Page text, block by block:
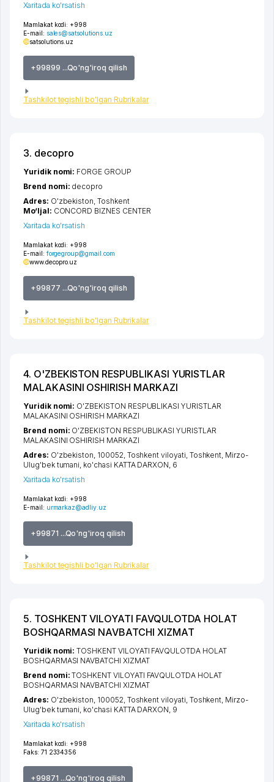
Mamlakat kodi: +998
E-mail: sales@satsolutions.uz
satsolutions.uz
+99899 ...Qo'ng'iroq qilish
Tashkilot tegishli bo'lgan Rubrikalar
Xaritada ko'rsatish
3. decopro
Mamlakat kodi: +998
E-mail: forgegroup@gmail.com
www.decopro.uz
+99877 ...Qo'ng'iroq qilish
Tashkilot tegishli bo'lgan Rubrikalar
Yuridik nomi: FORGE GROUP
Brend nomi: decopro
Adres: O'zbekiston,Toshkent
Mo‘ljal: CONCORD BIZNES CENTER
Xaritada ko'rsatish
4. O'ZBEKISTON RESPUBLIKASI YURISTLAR
MALAKASINI OSHIRISH MARKAZI
Mamlakat kodi: +998
E-mail: urmarkaz@adliy.uz
+99871 ...Qo'ng'iroq qilish
Tashkilot tegishli bo'lgan Rubrikalar
Yuridik nomi: O'ZBEKISTON RESPUBLIKASI YURISTLAR
MALAKASINI OSHIRISH MARKAZI
Brend nomi: O'ZBEKISTON RESPUBLIKASI YURISTLAR
MALAKASINI OSHIRISH MARKAZI
Adres: O'zbekiston, 100052, Toshkent viloyati Toshkent Mirzo-
Ulug'bek tumani ko'chasi KATTA DARXON , 6
Xaritada ko'rsatish
5. TOSHKENT VILOYATI FAVQULOTDA HOLAT
BOSHQARMASI NAVBATCHI XIZMAT
Mamlakat kodi: +998
Faks: 71 2334356
+99871 ...Qo'ng'iroq qilish
Yuridik nomi:TOSHKENT VILOYATI FAVQULOTDA HOLAT
BOSHQARMASI NAVBATCHI XIZMAT
Brend nomi:TOSHKENT VILOYATI FAVQULOTDA HOLAT
BOSHQARMASI NAVBATCHI XIZMAT
Adres: O'zbekiston, 100052, Toshkent viloyati Toshkent Mirzo-
Ulug'bek tumani ko'chasi KATTA DARXON , 9
Xaritada ko'rsatish